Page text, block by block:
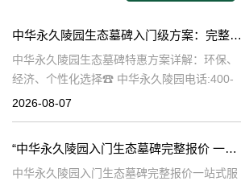
中华永久陵园生态墓碑入门级方案：完整报价与一站式服务打包特惠解析
中华永久陵园生态墓碑特惠方案详解：环保、
经济、个性化选择☎ 中华永久陵园电话:400-
838-5063随着人们对身后事的关注度提升，选
2026-08-07
“中华永久陵园入门生态墓碑完整报价 一站式服务打包特惠详解”
中华永久陵园入门生态墓碑完整报价一站式服